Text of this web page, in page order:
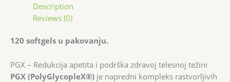
Description
Reviews (0)
120 softgels u pakovanju.
PGX – Redukcija apetita i podrška zdravoj telesnoj težini
PGX (PolyGlycopleX®) je napredni kompleks rastvorljivih